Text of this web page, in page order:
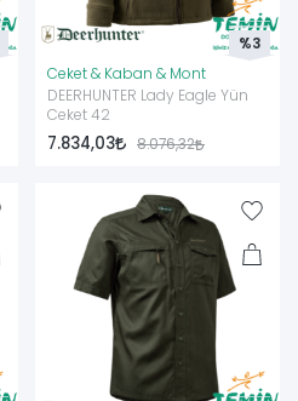
Ceket & Kaban & Mont
DEERHUNTER Lady Eagle Yün
Ceket 42
7.834,03 8.076,32
%3